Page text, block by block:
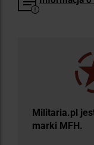
Militaria.pl
marki MFH.